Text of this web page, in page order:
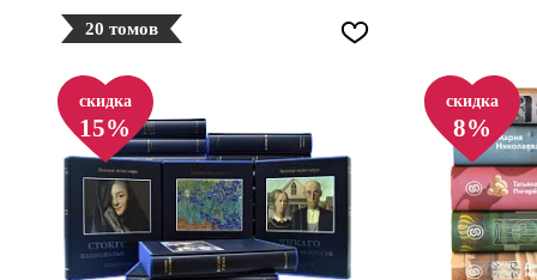
20 томов
скидка
15%
скидка
8%